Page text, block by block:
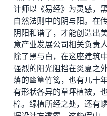
计师以《易经》为灵感，
自然法则中的阴与阳。在
阴阳和谐了，才能创造出
意产业发展公司相关负责
除了黑与白，在这座建筑
强烈的阳光阻挡在炎夏之
落的幽篁竹篱，也有几十
有形状各异的草坪植被，
樟。绿植所经之处，还有